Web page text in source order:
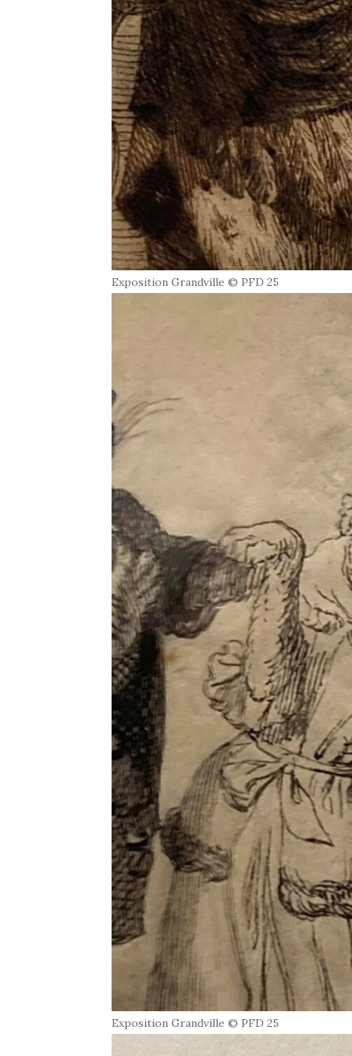
Exposition Grandville © PFD 25
Exposition Grandville © PFD 25